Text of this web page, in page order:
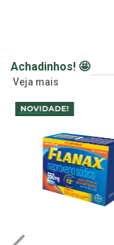
Achadinhos! 🤩
Veja mais